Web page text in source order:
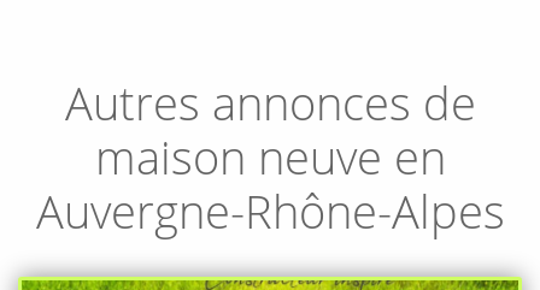
Autres annonces de
maison neuve en
Auvergne-Rhône-Alpes